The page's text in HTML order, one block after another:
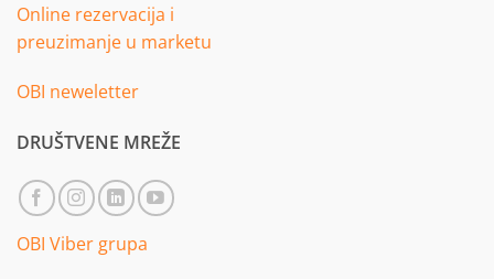
Online rezervacija i
preuzimanje u marketu
OBI neweletter
DRUŠTVENE MREŽE
OBI Viber grupa